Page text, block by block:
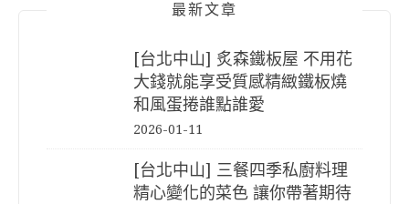
最新文章
[台北中山] 炙森鐵板屋 不用花
大錢就能享受質感精緻鐵板燒
和風蛋捲誰點誰愛
2026-01-11
[台北中山] 三餐四季私廚料理
精心變化的菜色 讓你帶著期待